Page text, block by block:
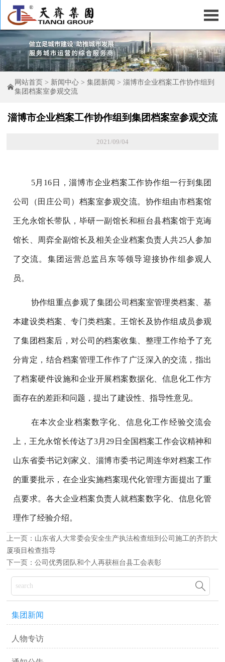


网站首页 > 新闻中心 > 集团新闻 > 淄博市企业档案工作协作组到
集团档案室参观交流
淄博市企业档案工作协作组到集团档案室参观交流
2021/09/04
5月16日，淄博市企业档案工作协作组一行到集团
公司（田庄公司）档案室参观交流。协作组由市档案馆
王允永馆长带队，毕研一副馆长和桓台县档案馆于克诲
馆长、周弈全副馆长及相关企业档案负责人共25人参加
了交流。集团运营总监吕东等领导迎接协作组参观人
员。
协作组重点参观了集团公司档案室管理类档案、基
本建设类档案、专门类档案。王馆长及协作组成员参观
了集团档案后，对公司的档案收集、整理工作给予了充
分肯定，结合档案管理工作作了广泛深入的交流，指出
了档案硬件设施和企业开展档案数据化、信息化工作方
面存在的差距和问题，提出了建设性、指导性意见。
在本次企业档案数字化、信息化工作经验交流会
上，王允永馆长传达了3月29日全国档案工作会议精神和
山东省委书记刘家义、淄博市委书记周连华对档案工作
的重要批示，在企业实施档案现代化管理方面提出了重
点要求。各大企业档案负责人就档案数字化、信息化管
理作了经验介绍。
上一页： 山东省人大常委会安全生产执法检查组到公司施工的齐韵大
厦项目检查指导
下一页：公司优秀团队和个人再获桓台县工会表彰

集团新闻
人物专访